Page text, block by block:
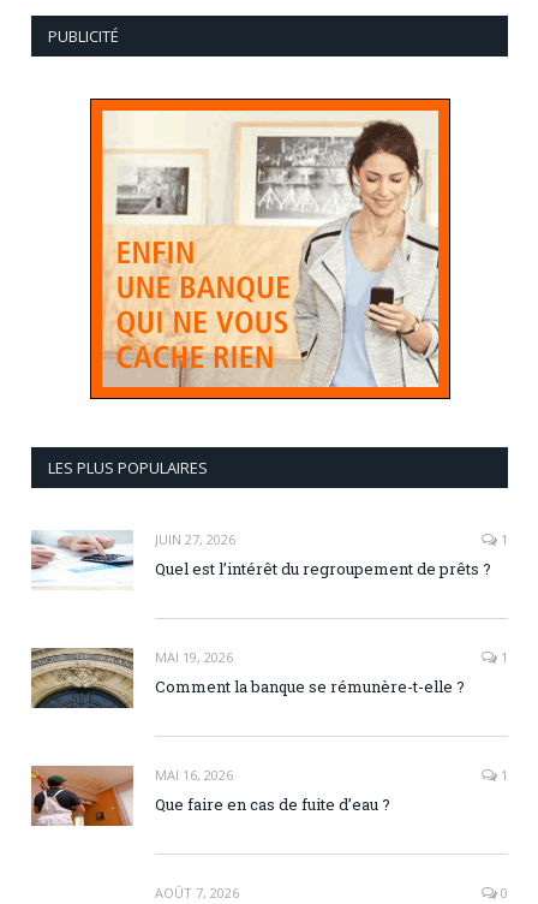
PUBLICITÉ
LES PLUS POPULAIRES
JUIN 27, 2026 1
Quel est l’intérêt du regroupement de prêts ?
MAI 19, 2026 1
Comment la banque se rémunère-t-elle ?
MAI 16, 2026 1
Que faire en cas de fuite d’eau ?
AOÛT 7, 2026 0